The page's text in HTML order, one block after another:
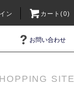
ン カート(0)
お問い合わせ
SITE